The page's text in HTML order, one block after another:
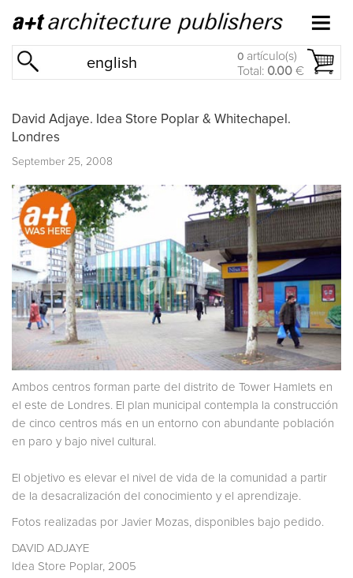
english 0 artículo(s)
Total: 0.00 €
David Adjaye. Idea Store Poplar & Whitechapel.
Londres
September 25, 2008
Ambos centros forman parte del distrito de Tower Hamlets en
el este de Londres. El plan municipal contempla la construcción
de cinco centros más en un entorno con abundante población
en paro y bajo nivel cultural.
El objetivo es elevar el nivel de vida de la comunidad a partir
de la desacralización del conocimiento y el aprendizaje.
Fotos realizadas por Javier Mozas, disponibles bajo pedido.
DAVID ADJAYE
Idea Store Poplar, 2005